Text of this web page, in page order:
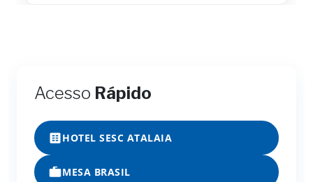
Acesso Rápido
HOTEL SESC ATALAIA
MESA BRASIL